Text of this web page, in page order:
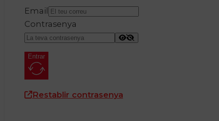
Email
Contrasenya
Entrar
Restablir contrasenya